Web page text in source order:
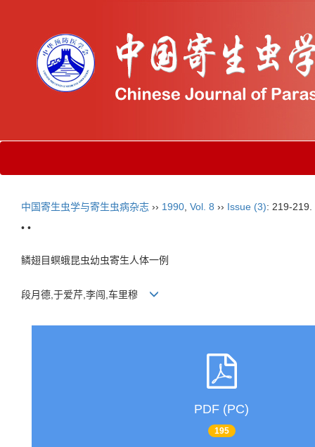
中国寄生虫学与寄生虫病杂志 ›› 1990 Vol. 8 ›› Issue (3): 219-219.
• •
鳞翅目螟蛾昆虫幼虫寄生人体一例
段月德,于爱芹,李闯,车里穆
PDF (PC)
195